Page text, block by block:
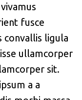
fusce
convallis ligula
ullamcorper
sit.
a a